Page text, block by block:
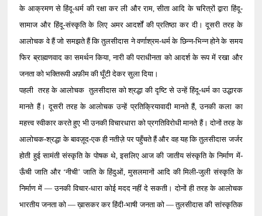
के आक्रमण से हिंदू-धर्म की रक्षा कर ली और राम, सीता आदि के चरित्रों द्वारा हिंदू-
सामाज और हिंदू-संस्कृति के लिए अमर आदर्शों की प्रतिष्ठा कर दी। दूसरी तरह के
आलोचक वे हैं जो समझते हैं कि तुलसीदास ने वर्णाश्रम-धर्म के छिन्न-भिन्न होने के समय
फिर ब्राह्मणवाद का समर्थन किया, नारी की पराधीनता को आदर्श के रूप में रखा और
जनता को भक्तिरूपी अफ़ीम की घूँटी देकर सुला दिया।
पहली तरह के आलोचक तुलसीदास को श्रद्धा की दृष्टि से उन्हें हिंदू-धर्म का उद्धारक
मानते हैं। दूसरी तरह के आलोचक उन्हें प्रतिक्रियावादी मानते हैं, उनकी कला का
महत्त्व स्वीकार करते हुए भी उनकी विचारधारा को प्रगतिविरोधी मानते हैं। दोनों तरह के
आलोचक-श्रद्धा के बावज़ूद-एक ही नतीज़े पर पहुँचते हैं और वह यह कि तुलसीदास जर्जर
होती हुई सामंती संस्कृति के पोषक थे, इसलिए आज की जातीय संस्कृति के निर्माण में-
ऊँची जाति और ‘नीची’ जाति के हिंदुओं, मुसलमानों आदि की मिली-जुली संस्कृति के
निर्माण में — उनकी विचार-धारा कोई मदद नहीं दे सकती। दोनों ही तरह के आलोचक
भारतीय जनता को — ख़ासकर कर हिंदी-भाषी जनता को — तुलसीदास की सांस्कृतिक